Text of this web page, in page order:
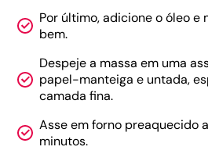
Por último, adicione o óleo
bem.
Despeje a massa em uma
papel-manteiga e untada,
camada fina.
Asse em forno preaquecido
minutos.